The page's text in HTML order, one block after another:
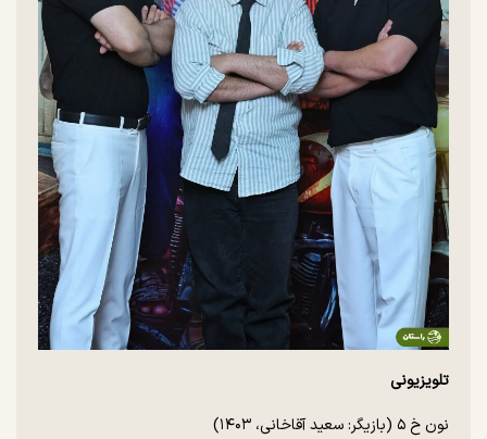
تلویزیونی
نون خ ۵ (بازیگر: سعید آقاخانی، ۱۴۰۳)